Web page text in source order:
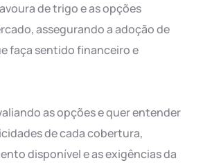
de trigo e as opções
assegurando a adoção de
faça sentido financeiro e
as opções e quer entender
de cada cobertura,
disponível e as exigências da